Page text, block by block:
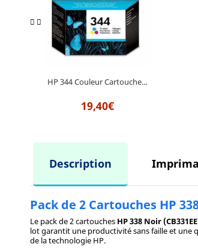
HP 344 Couleur Cartouche...
19,40€
Description
Pack de 2 Cartouches HP
Le pack de 2 cartouches HP 338 Noir
lot garantit une productivité sans faille et une
de la technologie HP.